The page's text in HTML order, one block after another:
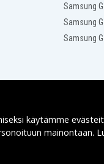
Samsung
Samsung
Samsung
käytämme
mainontaan.